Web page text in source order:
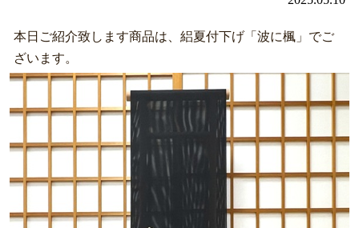
本日ご紹介致します商品は、絽夏付下げ「波に楓」でご
ざいます。